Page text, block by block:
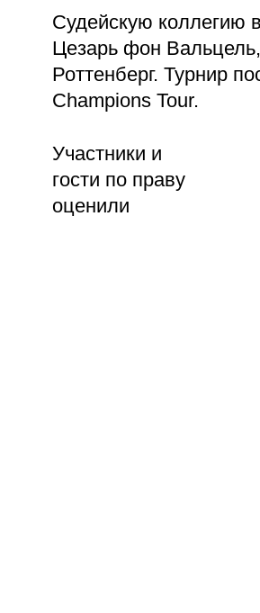
Судейскую коллегию
Цезарь фон
Роттенберг. Турнир
Champions Tour.
Участники и
гости по праву
оценили